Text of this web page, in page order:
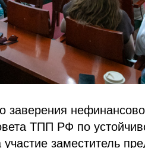
заверения
ТПП РФ по
заместитель